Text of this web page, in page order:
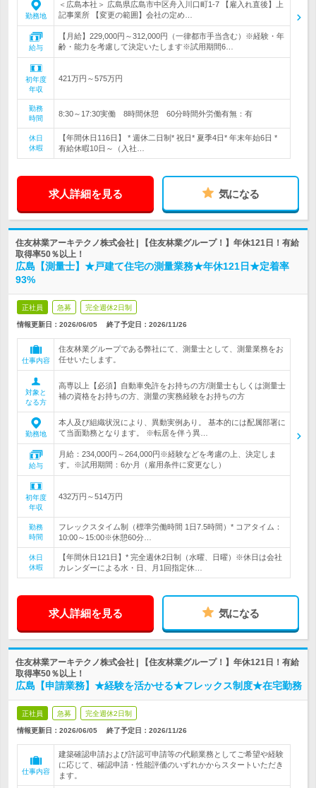
勤務地
＜広島本社＞ 広島県広島市中区舟入川口町1-7 【雇入れ直後】上
記事業所 【変更の範囲】会社の定め…
給与
【月給】229,000円～312,000円（一律都市手当含む）※経験・年
齢・能力を考慮して決定いたします※試用期間6…
初年度
年収
421万円～575万円
勤務
時間
8:30～17:30実働 8時間休憩 60分時間外労働有無：有
休日
休暇
【年間休日116日】 * 週休二日制* 祝日* 夏季4日* 年末年始6日 *
有給休暇10日～（入社…
求人詳細を見る 気になる
住友林業アーキテクノ株式会社 | 【住友林業グループ！】年休121日！有給
取得率50％以上！
広島【測量士】★戸建て住宅の測量業務★年休121日★定着率
93%
正社員 急募 完全週休2日制
情報更新日：2026/06/05 終了予定日： 2026/11/26
仕事内容
住友林業グループである弊社にて、測量士として、測量業務をお
任せいたします。
対象と
なる方
高専以上【必須】自動車免許をお持ちの方/測量士もしくは測量士
補の資格をお持ちの方、測量の実務経験をお持ちの方
勤務地
本人及び組織状況により、異動実例あり。 基本的には配属部署に
て当面勤務となります。 ※転居を伴う異…
給与
月給：234,000円～264,000円※経験などを考慮の上、決定しま
す。※試用期間：6か月（雇用条件に変更なし）
初年度
年収
432万円～514万円
勤務
時間
フレックスタイム制（標準労働時間 1日7.5時間）* コアタイム：
10:00～15:00※休憩60分…
休日
休暇
【年間休日121日】* 完全週休2日制（水曜、日曜）※休日は会社
カレンダーによる水・日、月1回指定休…
求人詳細を見る 気になる
住友林業アーキテクノ株式会社 | 【住友林業グループ！】年休121日！有給
取得率50％以上！
広島【申請業務】★経験を活かせる★フレックス制度★在宅勤務
正社員 急募 完全週休2日制
情報更新日：2026/06/05 終了予定日： 2026/11/26
仕事内容
建築確認申請および許認可申請等の代願業務としてご希望や経験
に応じて、確認申請・性能評価のいずれかからスタートいただき
ます。